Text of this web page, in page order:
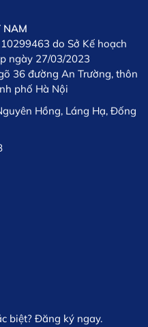
NAM
do Sở Kế hoạch
ngày 27/03/2023
36 đường An Trường, thôn
phố Hà Nội
Hồng, Láng Hạ, Đống
biệt? Đăng ký ngay.